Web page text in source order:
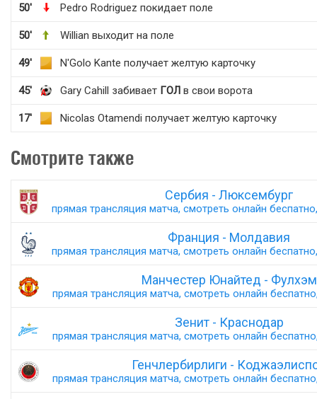
50' Pedro Rodriguez покидает поле
50' Willian выходит на поле
49' N'Golo Kante получает желтую карточку
45' Gary Cahill забивает ГОЛ в свои ворота
17' Nicolas Otamendi получает желтую карточку
Смотрите также
Сербия - Люксембург
прямая трансляция матча, смотреть онлайн
Франция - Молдавия
прямая трансляция матча, смотреть онлайн
Манчестер Юнайтед - Фулхэм
прямая трансляция матча, смотреть онлайн
Зенит - Краснодар
прямая трансляция матча, смотреть онлайн
Генчлербирлиги -
прямая трансляция матча, смотреть онлайн